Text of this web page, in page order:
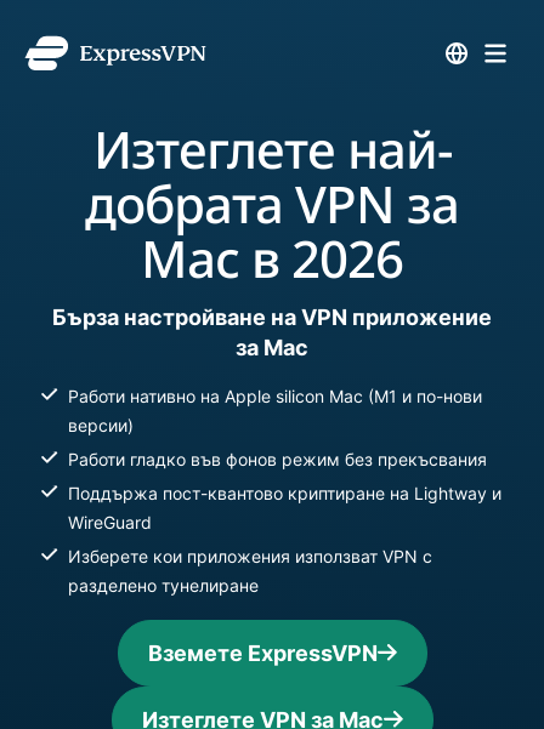
Изтеглете най-
добрата VPN за
Mac в 2026
Бърза настройване на VPN приложение
за Mac
Работи нативно на Apple silicon Mac (M1 и по-нови
версии)
Работи гладко във фонов режим без прекъсвания
Поддържа пост-квантово криптиране на Lightway и
WireGuard
Изберете кои приложения използват VPN с
разделено тунелиране
Вземете ExpressVPN
Изтеглете VPN за Mac